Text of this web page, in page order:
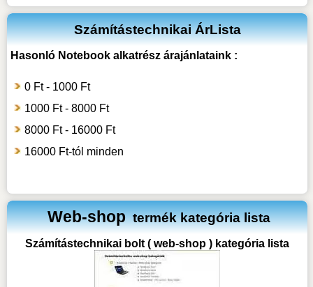
Számítástechnikai ÁrLista
Hasonló Notebook alkatrészárajánlataink :
0 Ft - 1000 Ft
1000 Ft - 8000 Ft
8000 Ft - 16000 Ft
16000 Ft-tól minden
Web-shop termék kategória lista
Számítástechnikai bolt ( web-shop ) kategória lista